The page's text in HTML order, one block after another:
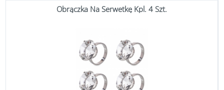
Obrączka Na Serwetkę Kpl. 4 Szt.